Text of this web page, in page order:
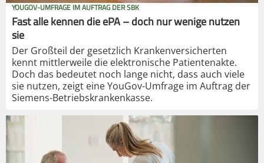
YOUGOV-UMFRAGE IM AUFTRAG DER SBK
Fast alle kennen die ePA – doch nur wenige nutzen
sie
Der Großteil der gesetzlich Krankenversicherten
kennt mittlerweile die elektronische Patientenakte.
Doch das bedeutet noch lange nicht, dass auch viele
sie nutzen, zeigt eine YouGov-Umfrage im Auftrag der
Siemens-Betriebskrankenkasse.